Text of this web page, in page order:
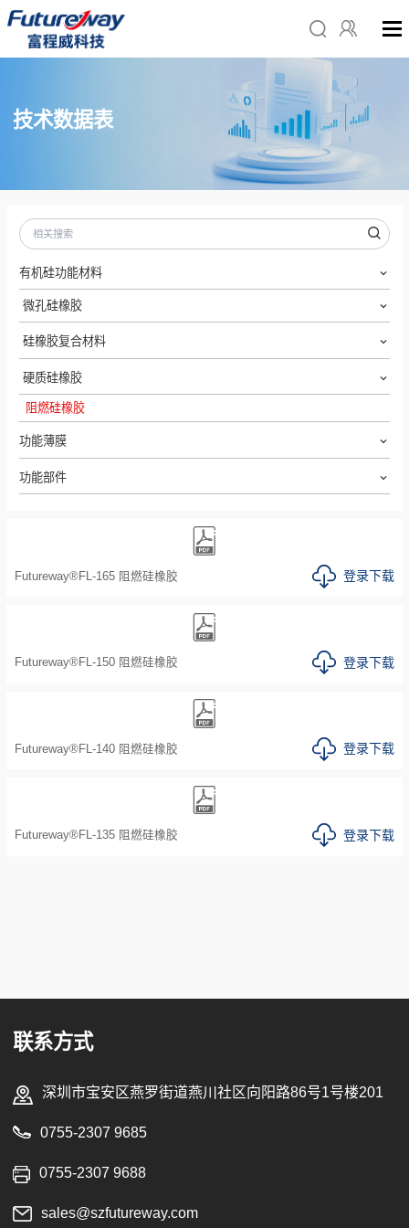
技术数据表
有机硅功能材料
微孔硅橡胶
硅橡胶复合材料
硬质硅橡胶
阻燃硅橡胶
功能薄膜
功能部件
Futureway®FL-165 阻燃硅橡胶 登录下载
Futureway®FL-150 阻燃硅橡胶 登录下载
Futureway®FL-140 阻燃硅橡胶 登录下载
Futureway®FL-135 阻燃硅橡胶 登录下载
联系方式
深圳市宝安区燕罗街道燕川社区向阳路86号1号楼201
0755-2307 9685
0755-2307 9688
sales@szfutureway.com